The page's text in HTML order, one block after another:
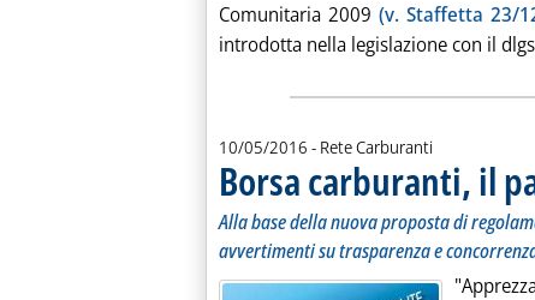
Comunitaria 2009 (v. Staffetta 23/
introdotta nella legislazione con il
10/05/2016 - Rete Carburanti
Borsa carburanti, il
Alla base della nuova proposta di
avvertimenti su trasparenza e